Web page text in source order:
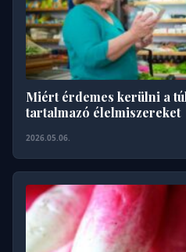
Miért érdemes kerülni a
tartalmazó élelmiszereket
2026.05.06.